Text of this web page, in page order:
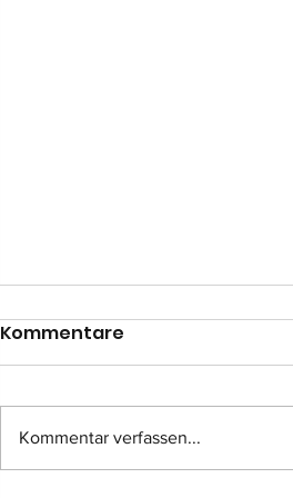
Einsatz-Nr.: 057
Kommentare
Kommentar verfassen...